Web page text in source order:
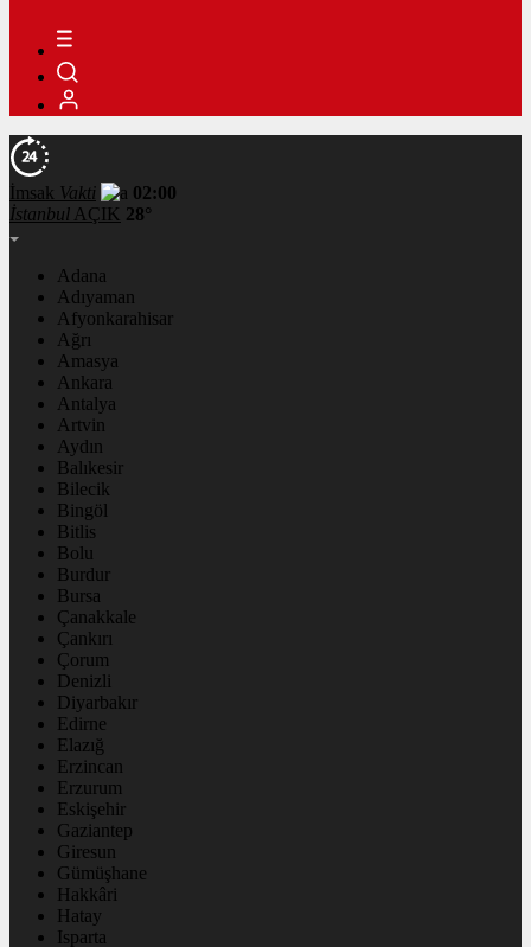
İmsak Vakti
02:00
İstanbul AÇIK 28°
Adana
Adıyaman
Afyonkarahisar
Ağrı
Amasya
Ankara
Antalya
Artvin
Aydın
Balıkesir
Bilecik
Bingöl
Bitlis
Bolu
Burdur
Bursa
Çanakkale
Çankırı
Çorum
Denizli
Diyarbakır
Edirne
Elazığ
Erzincan
Erzurum
Eskişehir
Gaziantep
Giresun
Gümüşhane
Hakkâri
Hatay
Isparta